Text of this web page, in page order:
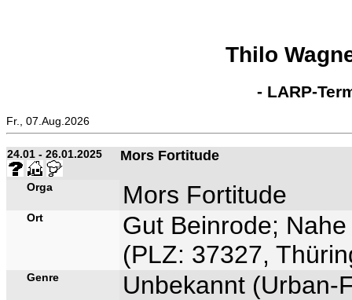
Thilo
- LARP-
Fr., 07.Aug.2026
24.01 - 26.01.2025 Mors Fortitude
Orga Mors Fortitude
Ort
Gut Beinrode;
(PLZ: 37327,
Genre Unbekannt (Urban-